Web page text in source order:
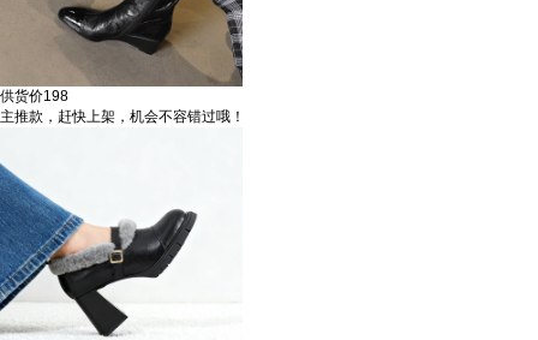
供货价198
主推款，赶快上架，机会不容错过哦！